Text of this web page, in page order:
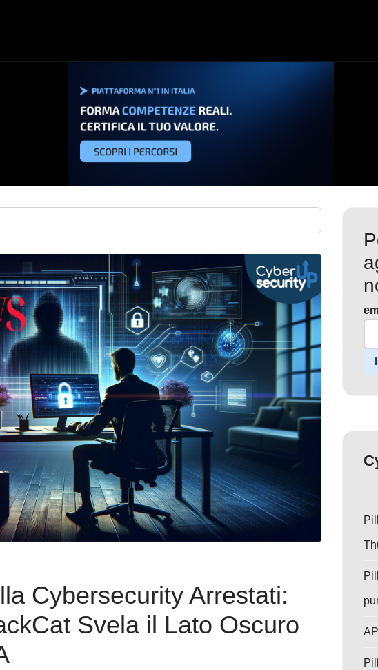
Cybersecurity Arrestati:
Svela il Lato Oscuro